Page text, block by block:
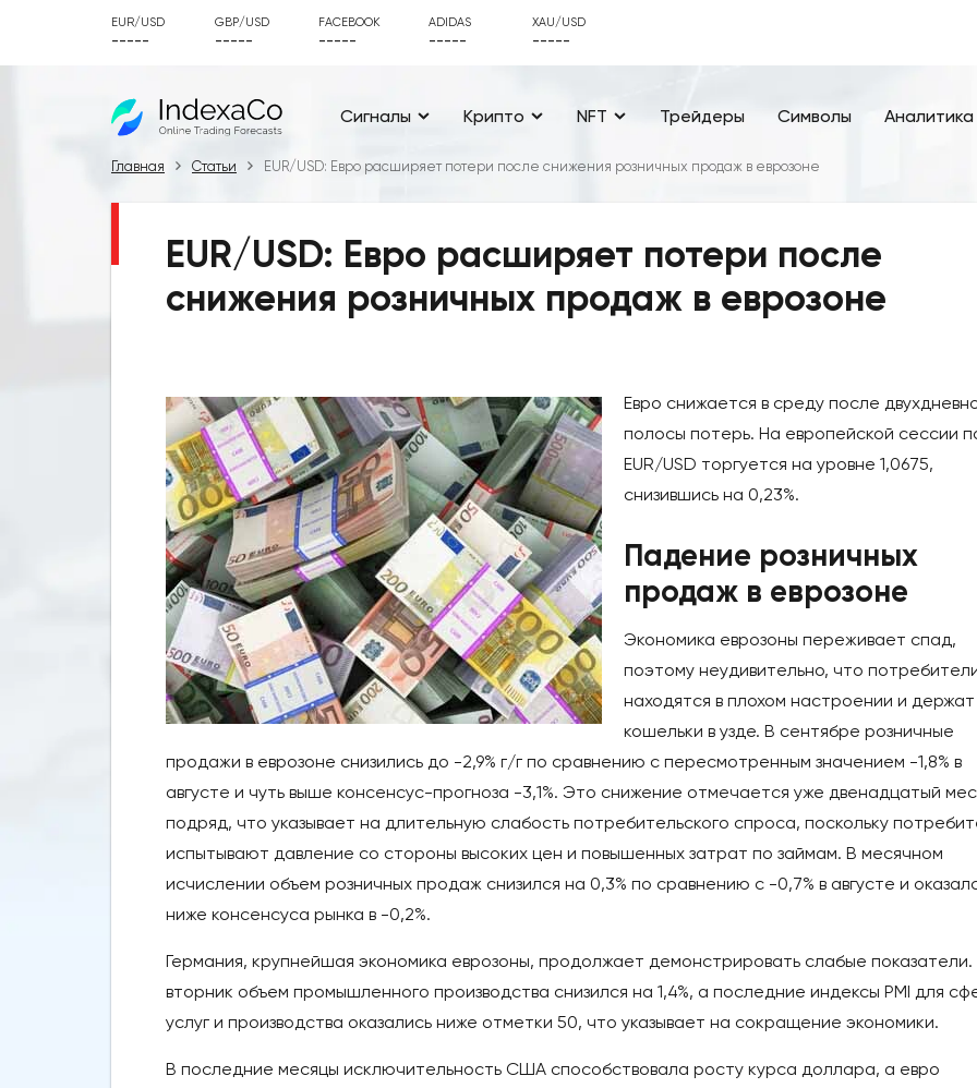
EUR/USD
-----
GBP/USD
-----
FACEBOOK
-----
ADIDAS
-----
XAU/USD
-----
Сигналы Крипто NFT Трейдеры Символы Аналитика
Главная Статьи EUR/USD: Евро расширяет потери после снижения розничных продаж в еврозоне
EUR/USD: Евро расширяет потери после
снижения розничных продаж в еврозоне
Евро снижается в среду после
полосы потерь. На европейской сессии
EUR/USD торгуется на уровне 1,0675,
снизившись на 0,23%.
Падение розничных
продаж в еврозоне
Экономика еврозоны переживает спад,
поэтому неудивительно, что
находятся в плохом настроении и держат
кошельки в узде. В сентябре розничные
продажи в еврозоне снизились до -2,9% г/г по сравнению с пересмотренным значением -1,8% в
августе и чуть выше консенсус-прогноза -3,1%. Это снижение отмечается уже двенадцатый
подряд, что указывает на длительную слабость потребительского спроса, поскольку
испытывают давление со стороны высоких цен и повышенных затрат по займам. В месячном
исчислении объем розничных продаж снизился на 0,3% по сравнению с -0,7% в августе и
ниже консенсуса рынка в -0,2%.
Германия, крупнейшая экономика еврозоны, продолжает демонстрировать слабые
вторник объем промышленного производства снизился на 1,4%, а последние индексы PMI для
услуг и производства оказались ниже отметки 50, что указывает на сокращение экономики.
В последние месяцы исключительность США способствовала росту курса доллара, а евро